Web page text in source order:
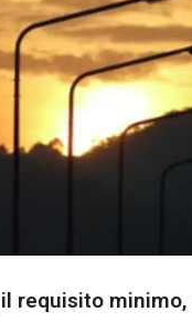
requisito minimo,